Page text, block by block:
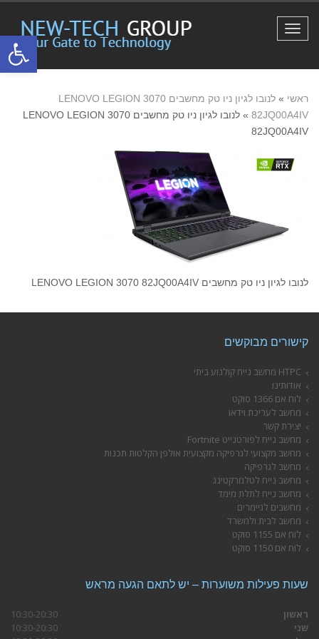
פתח
תפריט
ראשי »
לנובו לגיון ניו טק מחשבים LENOVO LEGION 3070
82JQ00A4IV
»
לנובו לגיון ניו טק מחשבים LENOVO LEGION 3070
82JQ00A4IV
לנובו לגיון ניו טק מחשבים LENOVO LEGION 3070 82JQ00A4IV
קישורים מבוקשים
HTPC מחשב נייח קולנוע ביתי
אודותינו
לוח אם 1366 סוקט
מחשב לעריכת וידאו
יצירת קשר
מחשב נייח לפורטנייט Fortnite
מחשב מקצועי לגרפיקה מקצועית אולפן הקלטות תכנות
מחשב לגרפיקה
מחשב נייח לטלמרקטינג
מחשב נייח לתלת מימד
מחשבים לגיימרים
מחשב לבית ולמשרד
לוח אם 1155 סוקט
לוח אם 1150 סוקט
שעות פעילות משוערות – יש לתאם הגעה מראש
ראשון
10:30-20:30
שני
10:30-20:30